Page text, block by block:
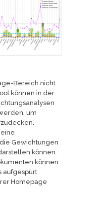
Bereich nicht
können in der
um
Gewichtungen
können.
können
aufgespürt
Homepage